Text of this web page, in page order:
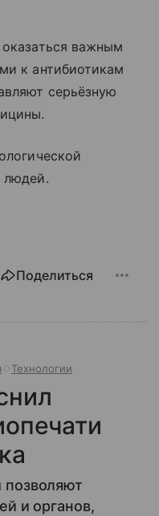
важным
к антибиотикам
серьёзную
людей.
Поделиться
Технологии
и органов,